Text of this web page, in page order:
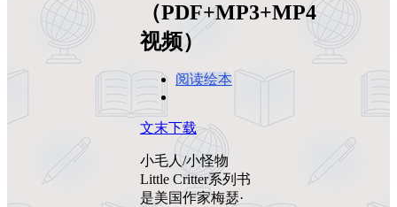
（PDF+MP3+MP4
视频）
阅读绘本
文末下载
小毛人/小怪物
Little Critter系列书
是美国作家梅瑟·